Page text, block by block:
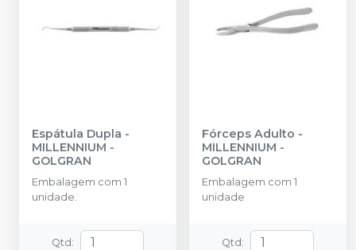
Espátula Dupla -
MILLENNIUM -
GOLGRAN
Embalagem com 1
unidade.
Qtd :
Fórceps Adulto -
MILLENNIUM -
GOLGRAN
Embalagem com 1
unidade
Qtd :